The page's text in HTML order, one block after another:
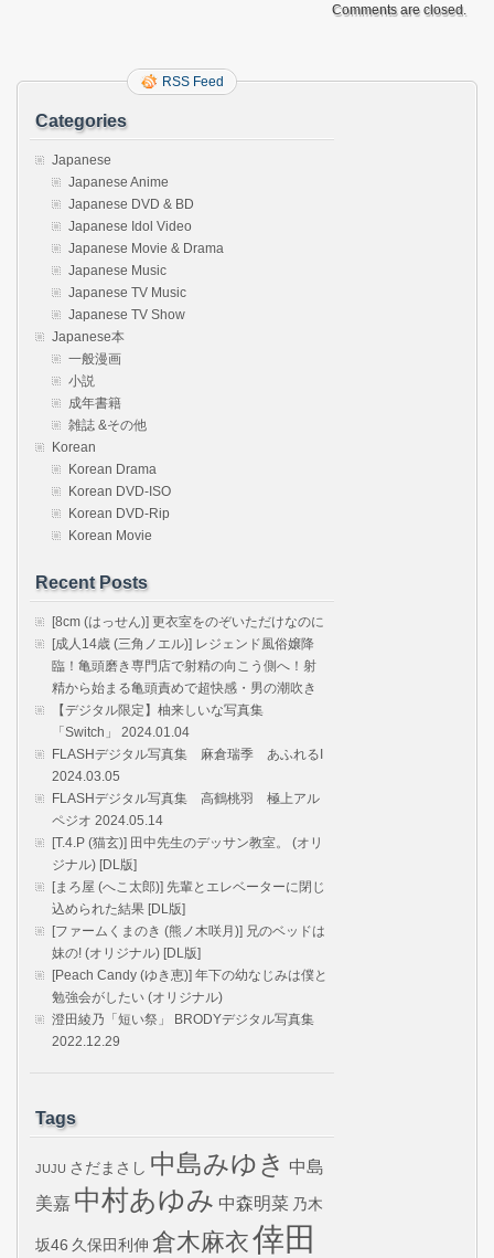
Comments are closed.
RSS Feed
Categories
Japanese
Japanese Anime
Japanese DVD & BD
Japanese Idol Video
Japanese Movie & Drama
Japanese Music
Japanese TV Music
Japanese TV Show
Japanese本
一般漫画
小説
成年書籍
雑誌 &その他
Korean
Korean Drama
Korean DVD-ISO
Korean DVD-Rip
Korean Movie
Recent Posts
[8cm (はっせん)] 更衣室をのぞいただけなのに
[成人14歳 (三角ノエル)] レジェンド風俗嬢降
臨！亀頭磨き専門店で射精の向こう側へ！射
精から始まる亀頭責めで超快感・男の潮吹き
【デジタル限定】柚来しいな写真集
「Switch」 2024.01.04
FLASHデジタル写真集 麻倉瑞季 あふれるI
2024.03.05
FLASHデジタル写真集 高鶴桃羽 極上アル
ペジオ 2024.05.14
[T.4.P (猫玄)] 田中先生のデッサン教室。 (オリ
ジナル) [DL版]
[まろ屋 (へこ太郎)] 先輩とエレベーターに閉じ
込められた結果 [DL版]
[ファームくまのき (熊ノ木咲月)] 兄のベッドは
妹の! (オリジナル) [DL版]
[Peach Candy (ゆき恵)] 年下の幼なじみは僕と
勉強会がしたい (オリジナル)
澄田綾乃「短い祭」 BRODYデジタル写真集
2022.12.29
Tags
JUJU さだまさし 中島みゆき 中島
美嘉 中村あゆみ 中森明菜 乃木
坂46 久保田利伸 倉木麻衣倖田